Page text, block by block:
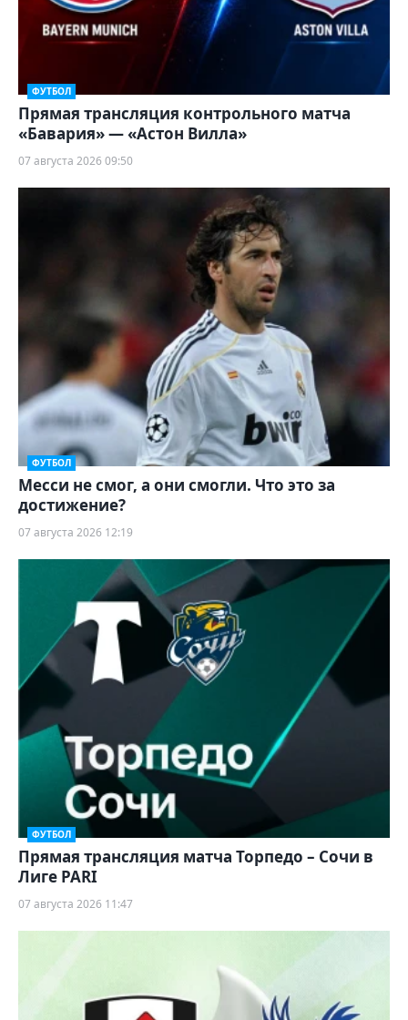
ФУТБОЛ
Прямая трансляция контрольного матча
«Бавария» — «Астон Вилла»
07 августа 2026 09:50
ФУТБОЛ
Месси не смог, а они смогли. Что это за
достижение?
07 августа 2026 12:19
ФУТБОЛ
Прямая трансляция матча Торпедо – Сочи в
Лиге PARI
07 августа 2026 11:47